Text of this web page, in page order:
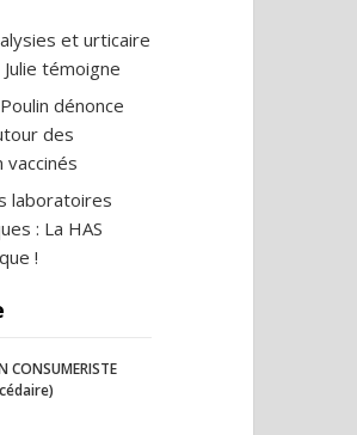
: Némésis médicale – Émission
et urticaire
témoigne
dénonce
des
vaccinés
laboratoires
: La HAS
!
CONSUMERISTE